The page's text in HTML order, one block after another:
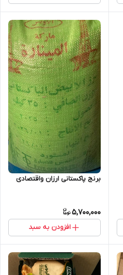
برنج پاکستانی ارزان واقتصادی
5,700,000
افزودن به سبد